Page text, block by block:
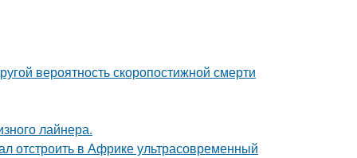
вероятность скоропостижной смерти
лайнера.
отстроить в Африке ультрасовременный